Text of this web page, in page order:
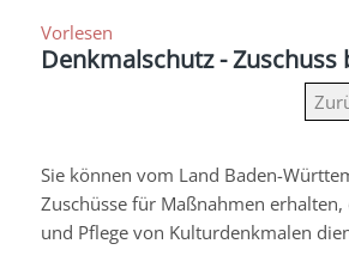
Vorlesen
Denkmalschutz - Zuschuss
Sie können vom Land Baden-
Zuschüsse für Maßnahmen
und Pflege von Kulturdenkmalen